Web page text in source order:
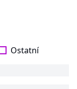
Ostatní